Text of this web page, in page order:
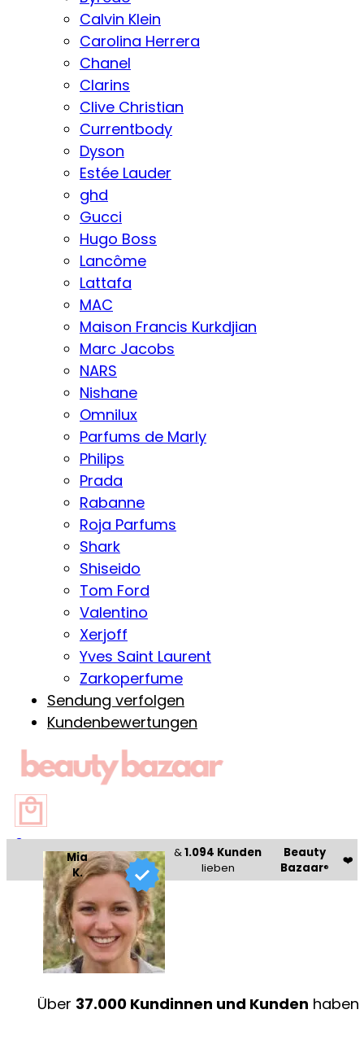
Calvin Klein
Carolina Herrera
Chanel
Clarins
Clive Christian
Currentbody
Dyson
Estée Lauder
ghd
Gucci
Hugo Boss
Lancôme
Lattafa
MAC
Maison Francis Kurkdjian
Marc Jacobs
NARS
Nishane
Omnilux
Parfums de Marly
Philips
Prada
Rabanne
Roja Parfums
Shark
Shiseido
Tom Ford
Valentino
Xerjoff
Yves Saint Laurent
Zarkoperfume
Sendung verfolgen
Kundenbewertungen
0
Mia
K.
&1.094 Kunden
lieben
Beauty
Bazaar® ❤️
Über 37.000 Kundinnen und Kunden